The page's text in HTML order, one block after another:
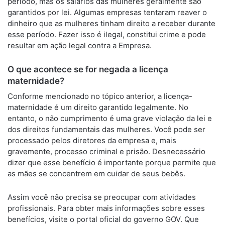
garantidos por lei. Algumas empresas tentaram reaver o
dinheiro que as mulheres tinham direito a receber durante
esse período. Fazer isso é ilegal, constitui crime e pode
resultar em ação legal contra a Empresa.
O que acontece se for negada a licença
maternidade?
Conforme mencionado no tópico anterior, a licença-
maternidade é um direito garantido legalmente. No
entanto, o não cumprimento é uma grave violação da lei e
dos direitos fundamentais das mulheres. Você pode ser
processado pelos diretores da empresa e, mais
gravemente, processo criminal e prisão. Desnecessário
dizer que esse benefício é importante porque permite que
as mães se concentrem em cuidar de seus bebês.
Assim você não precisa se preocupar com atividades
profissionais. Para obter mais informações sobre esses
benefícios, visite o portal oficial do governo GOV. Que